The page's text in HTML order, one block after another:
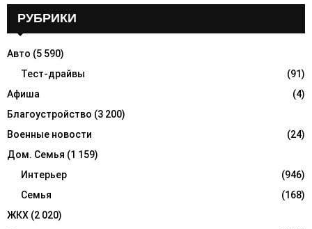
o
R
C
H
РУБРИКИ
Авто (5 590)
Тест-драйвы
(91)
Афиша
(4)
Благоустройство (3 200)
Военные новости
(24)
Дом. Семья (1 159)
Интерьер
(946)
Семья
(168)
ЖКХ (2 020)